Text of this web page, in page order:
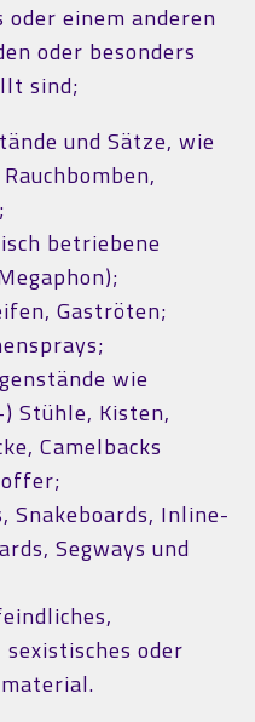
oder einem anderen
oder besonders
sind;
und Sätze, wie
betriebene
Gaströten;
wie
Stühle, Kisten,
Camelbacks
Snakeboards, Inline-
Segways und
oder